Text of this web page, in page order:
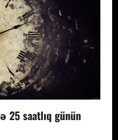
25 saatlıq günün